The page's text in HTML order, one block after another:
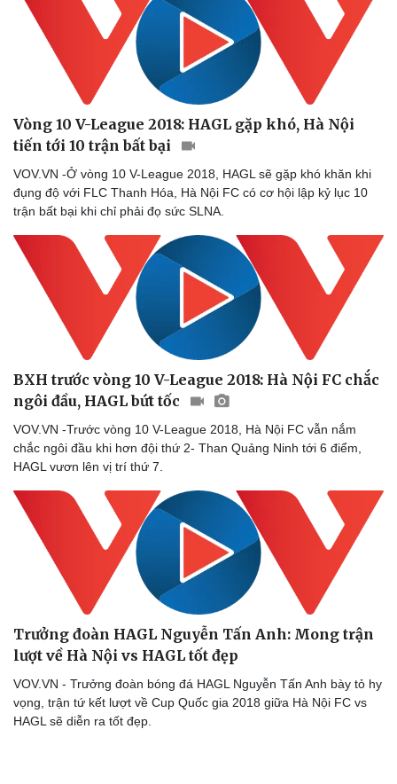
Vòng 10 V-League 2018: HAGL gặp khó, Hà Nội
tiến tới 10 trận bất bại
VOV.VN -Ở vòng 10 V-League 2018, HAGL sẽ gặp khó khăn khi
đụng độ với FLC Thanh Hóa, Hà Nội FC có cơ hội lập kỷ lục 10
trận bất bại khi chỉ phải đọ sức SLNA.
BXH trước vòng 10 V-League 2018: Hà Nội FC chắc
ngôi đầu, HAGL bứt tốc
VOV.VN -Trước vòng 10 V-League 2018, Hà Nội FC vẫn nắm
chắc ngôi đầu khi hơn đội thứ 2- Than Quảng Ninh tới 6 điểm,
HAGL vươn lên vị trí thứ 7.
Trưởng đoàn HAGL Nguyễn Tấn Anh: Mong trận
lượt về Hà Nội vs HAGL tốt đẹp
VOV.VN - Trưởng đoàn bóng đá HAGL Nguyễn Tấn Anh bày tỏ hy
vọng, trận tứ kết lượt về Cup Quốc gia 2018 giữa Hà Nội FC vs
HAGL sẽ diễn ra tốt đẹp.